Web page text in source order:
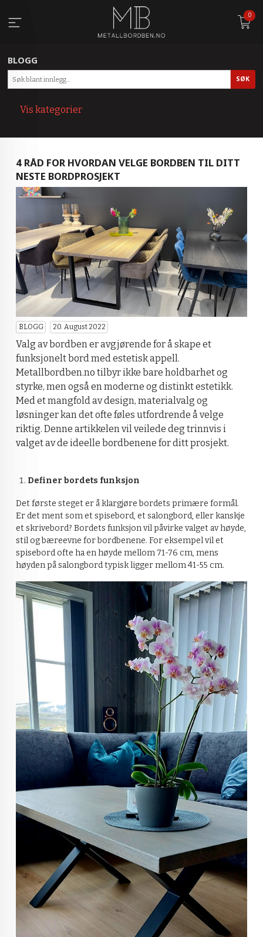
innholdet
0
BLOGG
Vis kategorier
BLOGG
4 RÅD FOR HVORDAN VELGE BORDBEN TIL DITT
NESTE BORDPROSJEKT
BLOGG 20. August 2022
Valg av bordben er avgjørende for å skape et
funksjonelt bord med estetisk appell.
Metallbordben.no tilbyr ikke bare holdbarhet og
styrke, men også en moderne og distinkt estetikk.
Med et mangfold av design, materialvalg og
løsninger kan det ofte føles utfordrende å velge
riktig. Denne artikkelen vil veilede deg trinnvis i
valget av de ideelle bordbenene for ditt prosjekt.
Definer bordets funksjon
Det første steget er å klargjøre bordets primære formål.
Er det ment som et spisebord, et salongbord, eller kanskje
et skrivebord? Bordets funksjon vil påvirke valget av høyde,
stil og bæreevne for bordbenene. For eksempel vil et
spisebord ofte ha en høyde mellom 71-76 cm, mens
høyden på salongbord typisk ligger mellom 41-55 cm.